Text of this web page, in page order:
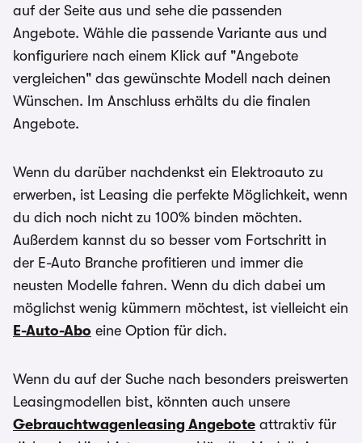
auf der Seite aus und sehe die passenden
Angebote. Wähle die passende Variante aus und
konfiguriere nach einem Klick auf "Angebote
vergleichen" das gewünschte Modell nach deinen
Wünschen. Im Anschluss erhälts du die finalen
Angebote.
Wenn du darüber nachdenkst ein Elektroauto zu
erwerben, ist Leasing die perfekte Möglichkeit, wenn
du dich noch nicht zu 100% binden möchten.
Außerdem kannst du so besser vom Fortschritt in
der E-Auto Branche profitieren und immer die
neusten Modelle fahren. Wenn du dich dabei um
möglichst wenig kümmern möchtest, ist vielleicht ein
E-Auto-Abo eine Option für dich.
Wenn du auf der Suche nach besonders preiswerten
Leasingmodellen bist, könnten auch unsere
Gebrauchtwagenleasing Angebote attraktiv für